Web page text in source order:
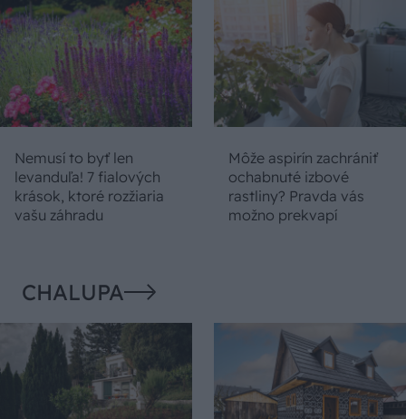
Nemusí to byť len
levanduľa! 7 fialových
krások, ktoré rozžiaria
vašu záhradu
Môže aspirín zachrániť
ochabnuté izbové
rastliny? Pravda vás
možno prekvapí
CHALUPA